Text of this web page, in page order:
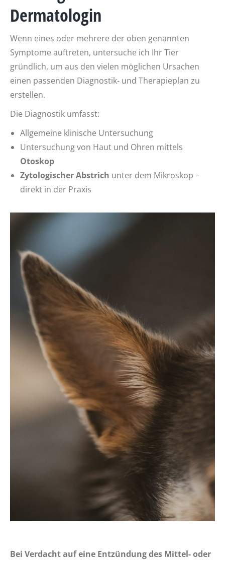
Dermatologin
Wenn eines oder mehrere der oben genannten
Symptome auftreten, untersuche ich Ihr Tier
gründlich, um aus den vielen möglichen Ursachen
einen passenden Diagnostik- und Therapieplan zu
erstellen.
Die Diagnostik umfasst:
Allgemeine klinische Untersuchung
Untersuchung von Haut und Ohren mittels
Otoskop
Zytologischer Abstrich unter dem Mikroskop –
direkt in der Praxis
Bei Verdacht auf eine Entzündung des Mittel- oder